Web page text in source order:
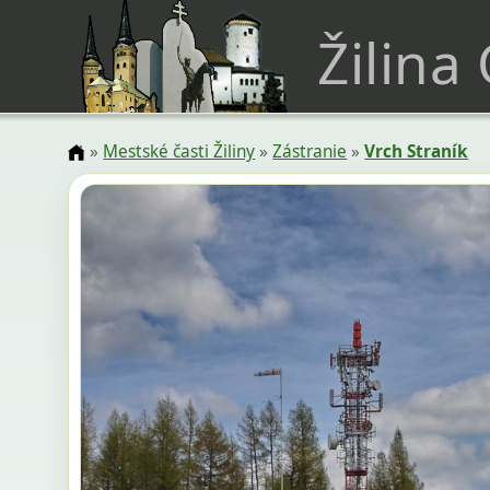
Žilina
» Mestské časti Žiliny»Zástranie »Vrch Straník